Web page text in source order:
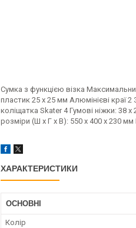
Сумка з функцією візка
пластик 25 x 25 мм Алюмінієві краї
коліщатка Skater 4 Гумові ніжки: 38
розміри (Ш x Г x В): 550 x 400 x 230 мм
ХАРАКТЕРИСТИКИ
ОСНОВНІ
Колір